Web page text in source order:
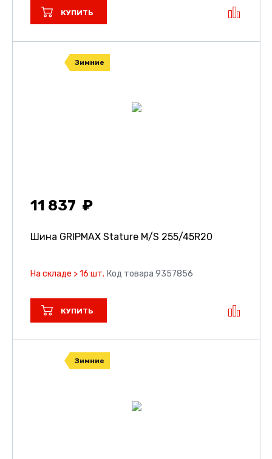
КУПИТЬ
Зимние
11 837
Шина GRIPMAX Stature M/S 255/45R20
На складе > 16 шт. Код товара 9357856
КУПИТЬ
Зимние